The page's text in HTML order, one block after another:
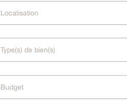
Localisation
Type(s) de bien(s)
Budget